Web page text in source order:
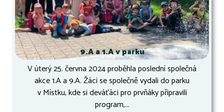
9.A a 1.A v parku
V úterý 25. června 2024 proběhla poslední společná
akce 1.A a 9.A. Žáci se společně vydali do parku
v Místku, kde si deváťáci pro prvňáky připravili
program,...